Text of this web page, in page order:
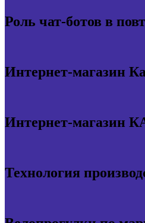
Роль чат-ботов в
Интернет-магазин
Интернет-магазин
Технология